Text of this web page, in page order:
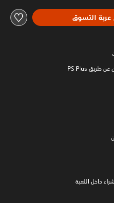
عربة التسوق
داخل اللعبة